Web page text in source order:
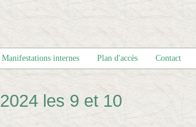
Manifestations internes Plan d'accès Contact
les 9 et 10